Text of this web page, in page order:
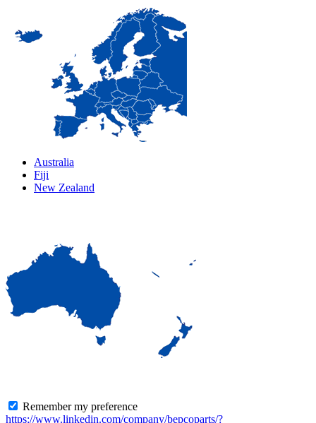
Australia
Fiji
New Zealand
Remember my preference
https://www.linkedin.com/company/bepcoparts/?